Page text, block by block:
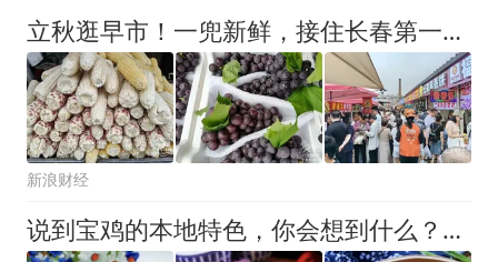
立秋逛早市！一兜新鲜，接住长春第一份秋日烟火
新浪财经
说到宝鸡的本地特色，你会想到什么？这些美食你可一定要尝尝